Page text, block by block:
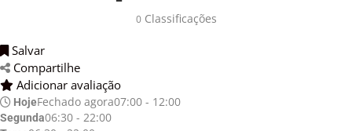
0Classificações
Salvar
Compartilhe
Adicionar avaliação
HojeFechado agora07:00 - 12:00
Segunda06:30 - 22:00